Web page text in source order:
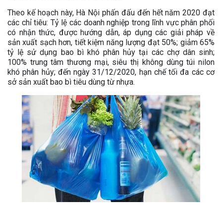
Theo kế hoạch này, Hà Nội phấn đấu đến hết năm 2020 đạt
các chỉ tiêu: Tỷ lệ các doanh nghiệp trong lĩnh vực phân phối
có nhận thức, được hướng dẫn, áp dụng các giải pháp về
sản xuất sạch hơn, tiết kiệm năng lượng đạt 50%; giảm 65%
tỷ lệ sử dụng bao bì khó phân hủy tại các chợ dân sinh;
100% trung tâm thương mại, siêu thị không dùng túi nilon
khó phân hủy; đến ngày 31/12/2020, hạn chế tối đa các cơ
sở sản xuất bao bì tiêu dùng từ nhựa.